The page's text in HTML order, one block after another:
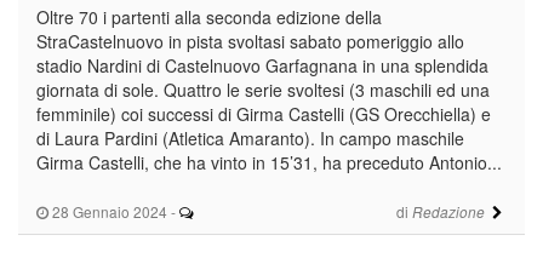
28 Gennaio 2024 - di Redazione
Oltre 70 i partenti alla seconda edizione della
StraCastelnuovo in pista svoltasi sabato pomeriggio allo
stadio Nardini di Castelnuovo Garfagnana in una splendida
giornata di sole. Quattro le serie svoltesi (3 maschili ed una
femminile) coi successi di Girma Castelli (GS Orecchiella) e
di Laura Pardini (Atletica Amaranto). In campo maschile
Girma Castelli, che ha vinto in 15’31, ha preceduto Antonio...